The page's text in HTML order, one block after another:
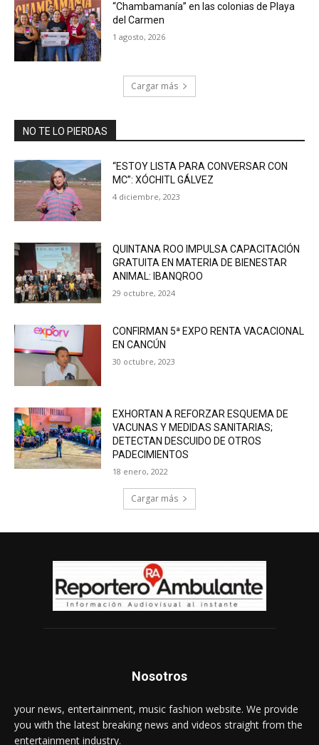
“Chambamanía” en las colonias de Playa
del Carmen
1 agosto, 2026
Cargar más
NO TE LO PIERDAS
“ESTOY LISTA PARA CONVERSAR CON
MC”: XÓCHITL GÁLVEZ
4 diciembre, 2023
QUINTANA ROO IMPULSA CAPACITACIÓN
GRATUITA EN MATERIA DE BIENESTAR
ANIMAL: IBANQROO
29 octubre, 2024
CONFIRMAN 5ª EXPO RENTA VACACIONAL
EN CANCÚN
30 octubre, 2023
EXHORTAN A REFORZAR ESQUEMA DE
VACUNAS Y MEDIDAS SANITARIAS;
DETECTAN DESCUIDO DE OTROS
PADECIMIENTOS
18 enero, 2022
Cargar más
Nosotros
your news, entertainment, music fashion website. We provide
you with the latest breaking news and videos straight from the
entertainment industry.